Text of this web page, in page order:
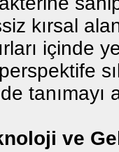
kırsal
içinde
tanımayı
ve